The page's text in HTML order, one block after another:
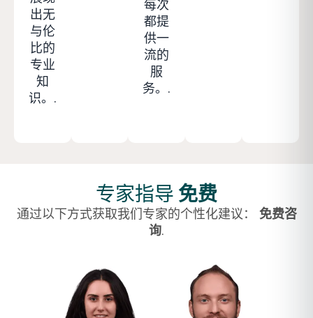
出无
与伦
比的
专业
知
识。.
每次
都提
供一
流的
服
务。.
专家指导免费
通过以下方式获取我们专家的个性化建议： 免费咨
询.